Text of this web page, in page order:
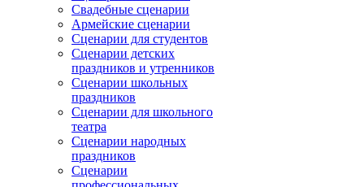
Свадебные сценарии
Армейские сценарии
Сценарии для студентов
Сценарии детских
праздников и утренников
Сценарии школьных
праздников
Сценарии для школьного
театра
Сценарии народных
праздников
Сценарии